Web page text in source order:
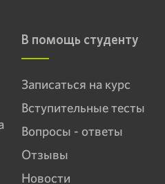
В помощь студенту
Записаться на курс
Вступительные тесты
Вопросы - ответы
Отзывы
Новости